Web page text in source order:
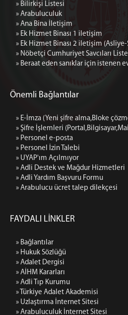
İcra Daireleri Başkanlığı
İcra Daireleri Başkanlığı Faaliyet
İcra Müdürlükleri
İLETİŞİM
Ek Hizmet Binası 2 iletişim (Asliye-
» Bilirkişi Listesi
» Arabuluculuk
» Ana Bina İletişim
» Ek Hizmet Binası 1 iletişim
» Ek Hizmet Binası 2 iletişim
» Nöbetçi Cumhuriyet Savcıları
» Beraat eden sanıklar için istenen
Önemli Bağlantılar
» E-İmza (Yeni şifre alma,Bloke
» Şifre İşlemleri
» Personel e-posta
» Personel İzin Talebi
» UYAP'ım Açılmıyor
» Adli Destek ve Mağdur Hizmetleri
» Adli Yardım Başvuru Formu
» Arabulucu ücret talep dilekçesi
FAYDALI LİNKLER
» Bağlantılar
» Hukuk Sözlüğü
» Adalet Dergisi
» AİHM Kararları
» Adli Tıp Kurumu
» Türkiye Adalet Akademisi
» Uzlaştırma İnternet Sitesi
» Arabuluculuk İnternet Sitesi